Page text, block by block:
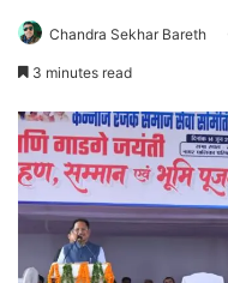
Chandra Sekhar Bareth
3 minutes read